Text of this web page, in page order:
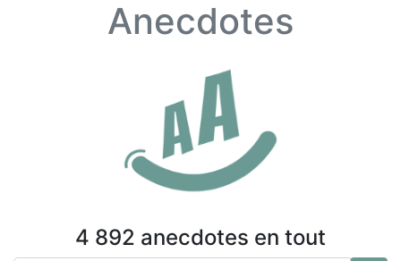
Anecdotes
4 892 anecdotes en tout